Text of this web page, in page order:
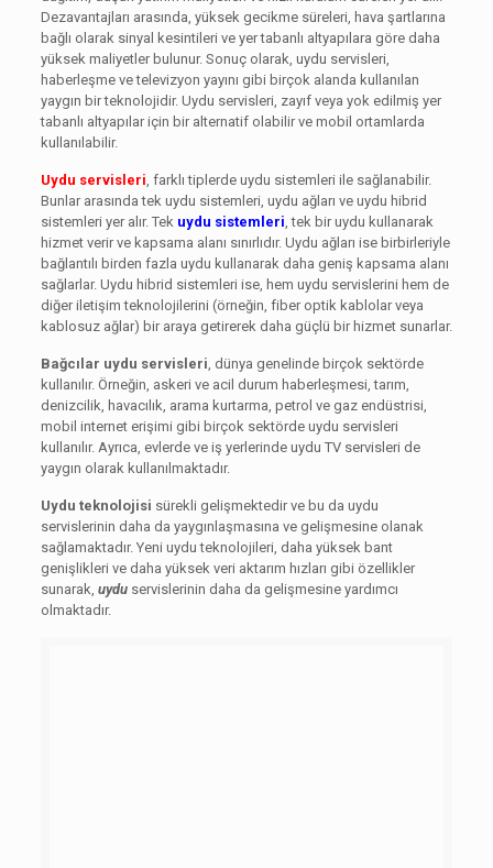
Dezavantajları arasında, yüksek gecikme süreleri, hava şartlarına
bağlı olarak sinyal kesintileri ve yer tabanlı altyapılara göre daha
yüksek maliyetler bulunur. Sonuç olarak, uydu servisleri,
haberleşme ve televizyon yayını gibi birçok alanda kullanılan
yaygın bir teknolojidir. Uydu servisleri, zayıf veya yok edilmiş yer
tabanlı altyapılar için bir alternatif olabilir ve mobil ortamlarda
kullanılabilir.
Uydu servisleri , farklı tiplerde uydu sistemleri ile sağlanabilir.
Bunlar arasında tek uydu sistemleri, uydu ağları ve uydu hibrid
sistemleri yer alır. Tek uydu sistemleri , tek bir uydu kullanarak
hizmet verir ve kapsama alanı sınırlıdır. Uydu ağları ise birbirleriyle
bağlantılı birden fazla uydu kullanarak daha geniş kapsama alanı
sağlarlar. Uydu hibrid sistemleri ise, hem uydu servislerini hem de
diğer iletişim teknolojilerini (örneğin, fiber optik kablolar veya
kablosuz ağlar) bir araya getirerek daha güçlü bir hizmet sunarlar.
Bağcılar uydu servisleri , dünya genelinde birçok sektörde
kullanılır. Örneğin, askeri ve acil durum haberleşmesi, tarım,
denizcilik, havacılık, arama kurtarma, petrol ve gaz endüstrisi,
mobil internet erişimi gibi birçok sektörde uydu servisleri
kullanılır. Ayrıca, evlerde ve iş yerlerinde uydu TV servisleri de
yaygın olarak kullanılmaktadır.
Uydu teknolojisi sürekli gelişmektedir ve bu da uydu
servislerinin daha da yaygınlaşmasına ve gelişmesine olanak
sağlamaktadır. Yeni uydu teknolojileri, daha yüksek bant
genişlikleri ve daha yüksek veri aktarım hızları gibi özellikler
sunarak, uyduservislerinin daha da gelişmesine yardımcı
olmaktadır.